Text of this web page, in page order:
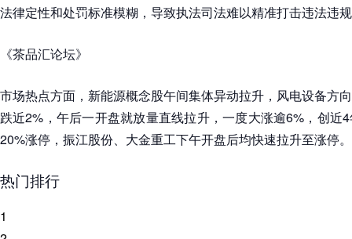
法律定性和处罚标准模糊，导致执法司法难以精准打击违法违
《茶品汇论坛》
市场热点方面，新能源概念股午间集体异动拉升，风电设备方
跌近2%，午后一开盘就放量直线拉升，一度大涨逾6%，创近
20%涨停，振江股份、大金重工下午开盘后均快速拉升至涨停。
热门排行
1